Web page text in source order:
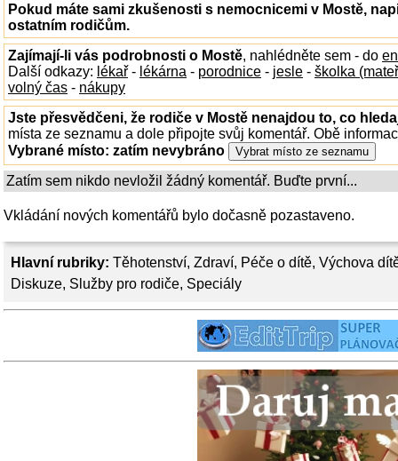
Hlavní rubriky: Těhotenství, Zdraví, Péče o dítě, Výchova
Diskuze, Služby pro rodiče, Speciály
Pokud máte sami zkušenosti s nemocnicemi v Mostě,
ostatním rodičům.
Zajímají-li vás podrobnosti o Mostě, nahlédněte sem - do
Další odkazy: lékař - lékárna - porodnice - jesle - školka
volný čas - nákupy
Jste přesvědčeni, že rodiče v Mostě nenajdou to, co
místa ze seznamu a dole připojte svůj komentář. Obě
Vybrané místo: zatím nevybráno
Zatím sem nikdo nevložil žádný komentář. Buďte první...
Vkládání nových komentářů bylo dočasně pozastaveno.